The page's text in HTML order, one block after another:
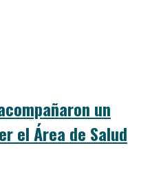
un
el Área de Salud